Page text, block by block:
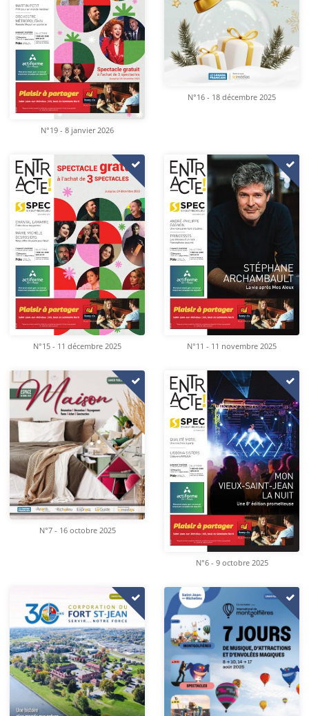
N°19 - 8 janvier 2026
N°16 - 18 décembre 2025
N°15 - 11 décembre 2025 N°11 - 11 novembre 2025
N°7 - 16 octobre 2025
N°6 - 9 octobre 2025